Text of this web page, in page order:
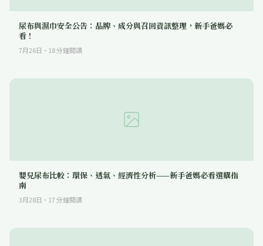
尿布與濕巾安全公告：品牌、成分與召回資訊整理，新手爸媽必
看！
7月26日 · 18分鐘閱讀
嬰兒尿布比較：環保、透氣、經濟性分析——新手爸媽必看選購指
南
3月28日 · 17分鐘閱讀